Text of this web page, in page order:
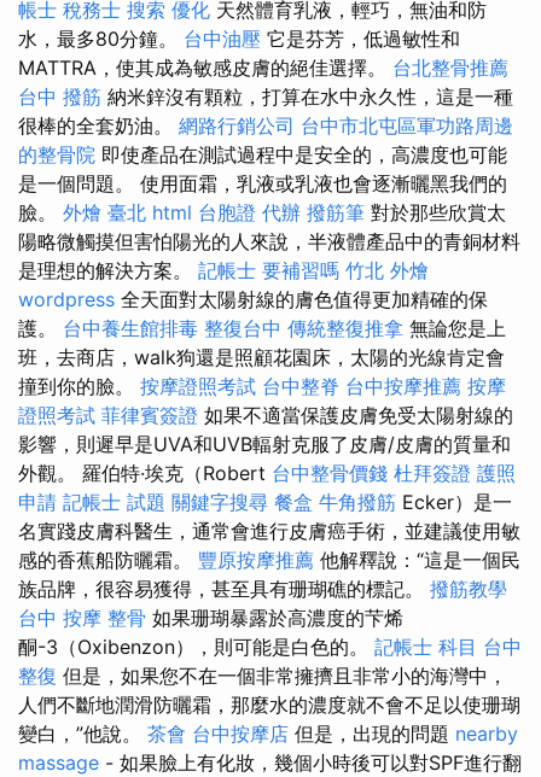
帳士 稅務士 搜索 優化 天然體育乳液，輕巧，無油和防
水，最多80分鐘。 台中油壓 它是芬芳，低過敏性和
MATTRA，使其成為敏感皮膚的絕佳選擇。 台北整骨推薦
台中 撥筋 納米鋅沒有顆粒，打算在水中永久性，這是一種
很棒的全套奶油。 網路行銷公司 台中市北屯區軍功路周邊
的整骨院 即使產品在測試過程中是安全的，高濃度也可能
是一個問題。 使用面霜，乳液或乳液也會逐漸曬黑我們的
臉。 外燴 臺北 html 台胞證 代辦 撥筋筆 對於那些欣賞太
陽略微觸摸但害怕陽光的人來說，半液體產品中的青銅材料
是理想的解決方案。 記帳士 要補習嗎 竹北 外燴
wordpress 全天面對太陽射線的膚色值得更加精確的保
護。 台中養生館排毒 整復台中 傳統整復推拿 無論您是上
班，去商店，walk狗還是照顧花園床，太陽的光線肯定會
撞到你的臉。 按摩證照考試 台中整脊 台中按摩推薦 按摩
證照考試 菲律賓簽證 如果不適當保護皮膚免受太陽射線的
影響，則遲早是UVA和UVB輻射克服了皮膚/皮膚的質量和
外觀。 羅伯特·埃克（Robert 台中整骨價錢 杜拜簽證 護照
申請 記帳士 試題 關鍵字搜尋 餐盒 牛角撥筋 Ecker）是一
名實踐皮膚科醫生，通常會進行皮膚癌手術，並建議使用敏
感的香蕉船防曬霜。 豐原按摩推薦 他解釋說：“這是一個民
族品牌，很容易獲得，甚至具有珊瑚礁的標記。 撥筋教學
台中 按摩 整骨 如果珊瑚暴露於高濃度的芐烯
酮-3（Oxibenzon），則可能是白色的。 記帳士 科目 台中
整復 但是，如果您不在一個非常擁擠且非常小的海灣中，
人們不斷地潤滑防曬霜，那麼水的濃度就不會不足以使珊瑚
變白，”他說。 茶會 台中按摩店 但是，出現的問題 nearby
massage - 如果臉上有化妝，幾個小時後可以對SPF進行翻